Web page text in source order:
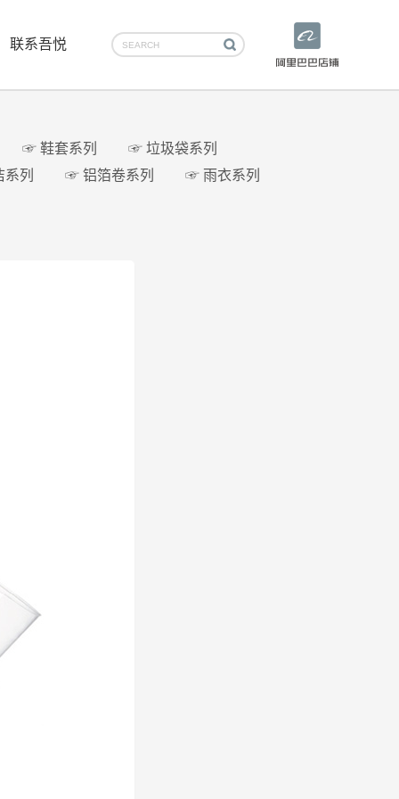
联系吾悦
☞ 鞋套系列
☞ 垃圾袋系列
列
☞ 铝箔卷系列 ☞ 雨衣系列